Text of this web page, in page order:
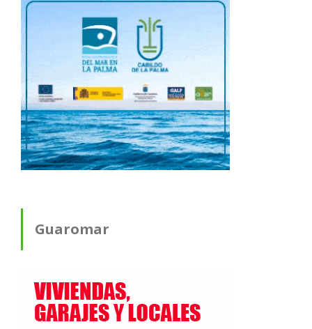
Guaromar